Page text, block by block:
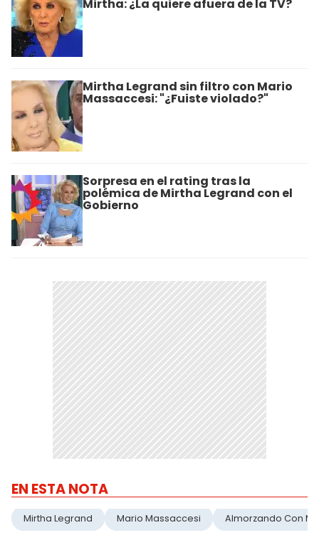
Mirtha: ¿La quiere afuera de la TV?
Mirtha Legrand sin filtro con Mario
Massaccesi: "¿Fuiste violado?"
Sorpresa en el rating tras la
polémica de Mirtha Legrand con el
Gobierno
EN ESTA NOTA
Mirtha Legrand Mario Massaccesi Almorzando Con